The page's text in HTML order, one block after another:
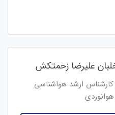
خلبان علیرضا زحمتکش
کارشناس ارشد هواشناسی